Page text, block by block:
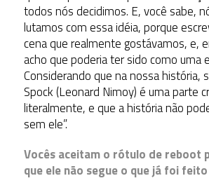
todos nós decidimos. E, você sabe,
lutamos com essa idéia, porque
cena que realmente gostávamos, e,
acho que poderia ter sido como uma
Considerando que na nossa história,
Spock (Leonard Nimoy) é uma parte
literalmente, e que a história não
sem ele”.
Vocês aceitam o rótulo de reboot
que ele não segue o que já foi